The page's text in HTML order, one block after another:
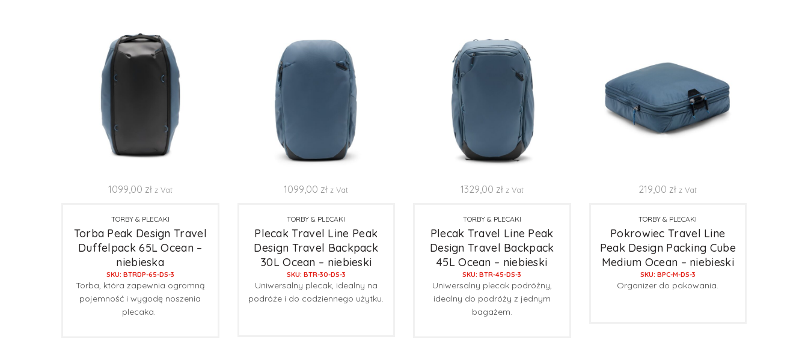
1099,00 zł z Vat
TORBY & PLECAKI
Torba Peak Design Travel
Duffelpack 65L Ocean –
niebieska
SKU: BTRDP-65-DS-3
Torba, która zapewnia ogromną
pojemność i wygodę noszenia
plecaka.
1099,00 zł z Vat
TORBY & PLECAKI
Plecak Travel Line Peak
Design Travel Backpack
30L Ocean – niebieski
SKU: BTR-30-DS-3
Uniwersalny plecak, idealny na
podróże i do codziennego użytku.
1329,00 zł z Vat
TORBY & PLECAKI
Plecak Travel Line Peak
Design Travel Backpack
45L Ocean – niebieski
SKU: BTR-45-DS-3
Uniwersalny plecak podróżny,
idealny do podróży z jednym
bagażem.
219,00 zł z Vat
TORBY & PLECAKI
Pokrowiec Travel Line
Peak Design Packing Cube
Medium Ocean – niebieski
SKU: BPC-M-DS-3
Organizer do pakowania.